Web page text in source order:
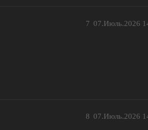
07.Июль.2026
7
07.Июль.2026
8